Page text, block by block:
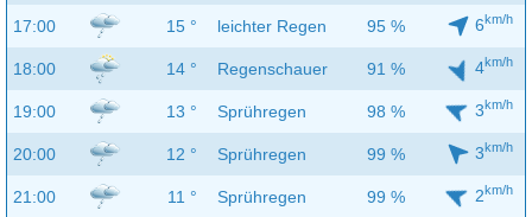
17:00 15 ° leichter Regen 95 % 6km/h
18:00 14 ° Regenschauer 91 % 4km/h
19:00 13 ° Sprühregen 98 % 3km/h
20:00 12 ° Sprühregen 99 % 3km/h
21:00 11 ° Sprühregen 99 % 2km/h